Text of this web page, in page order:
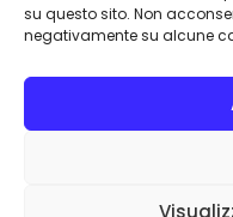
su questo sito. Non
negativamente su alcune
al Tribunale di Napoli (n. 48
Perillo
INFO
Contattaci